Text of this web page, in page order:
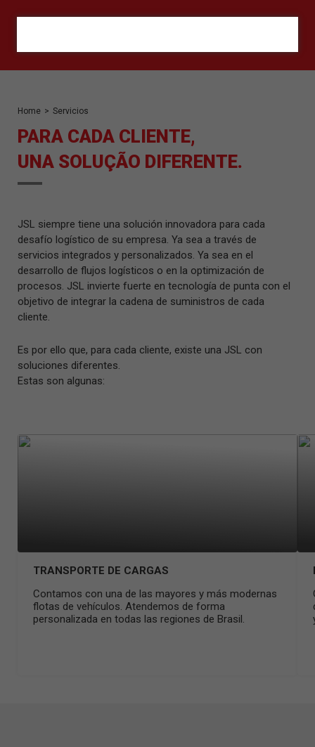
Home > Servicios
PARA CADA CLIENTE,
UNA SOLUÇÃO DIFERENTE.
JSL siempre tiene una solución innovadora para cada
desafío logístico de su empresa. Ya sea a través de
servicios integrados y personalizados. Ya sea en el
desarrollo de flujos logísticos o en la optimización de
procesos. JSL invierte fuerte en tecnología de punta con el
objetivo de integrar la cadena de suministros de cada
cliente.
Es por ello que, para cada cliente, existe una JSL con
soluciones diferentes.
Estas son algunas:
TRANSPORTE DE CARGAS
Contamos con una de las mayores y más modernas
flotas de vehículos. Atendemos de forma
personalizada en todas las regiones de Brasil.